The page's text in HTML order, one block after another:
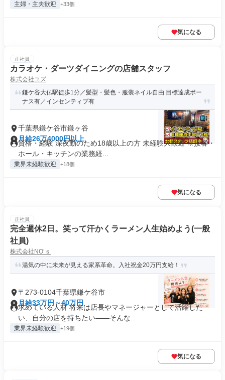
主婦・主夫歓迎 +33個
気になる
正社員
カラオケ・ダーツダイニングの店舗スタッフ
株式会社ユズ
鎌ケ谷大仏駅徒歩1分／髪型・髪色・服装ネイル自由 目標達成ボー
ナス有／インセンティブ有
千葉県鎌ケ谷市鎌ヶ谷
月給26万4000円以上
資格・経験 深夜勤のため18歳以上の方 未経験大歓迎 ※接客・
ホール・キッチンの業務経...
業界未経験歓迎 +18個
気になる
正社員
完全週休2日。笑って汗かくラーメン人生始めよう(一般
社員)
株式会社NO‘ｓ
湯気の中に未来が見える家系革命。入社祝金20万円支給！
〒273-0104千葉県鎌ケ谷市
月給33万円～40万円
求めている人材 将来は店長やマネージャーとして活躍した
い、自分の店を持ちたい――そんな...
業界未経験歓迎 +19個
気になる